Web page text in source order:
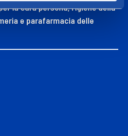
la cura persona, l’igiene della
e parafarmacia delle